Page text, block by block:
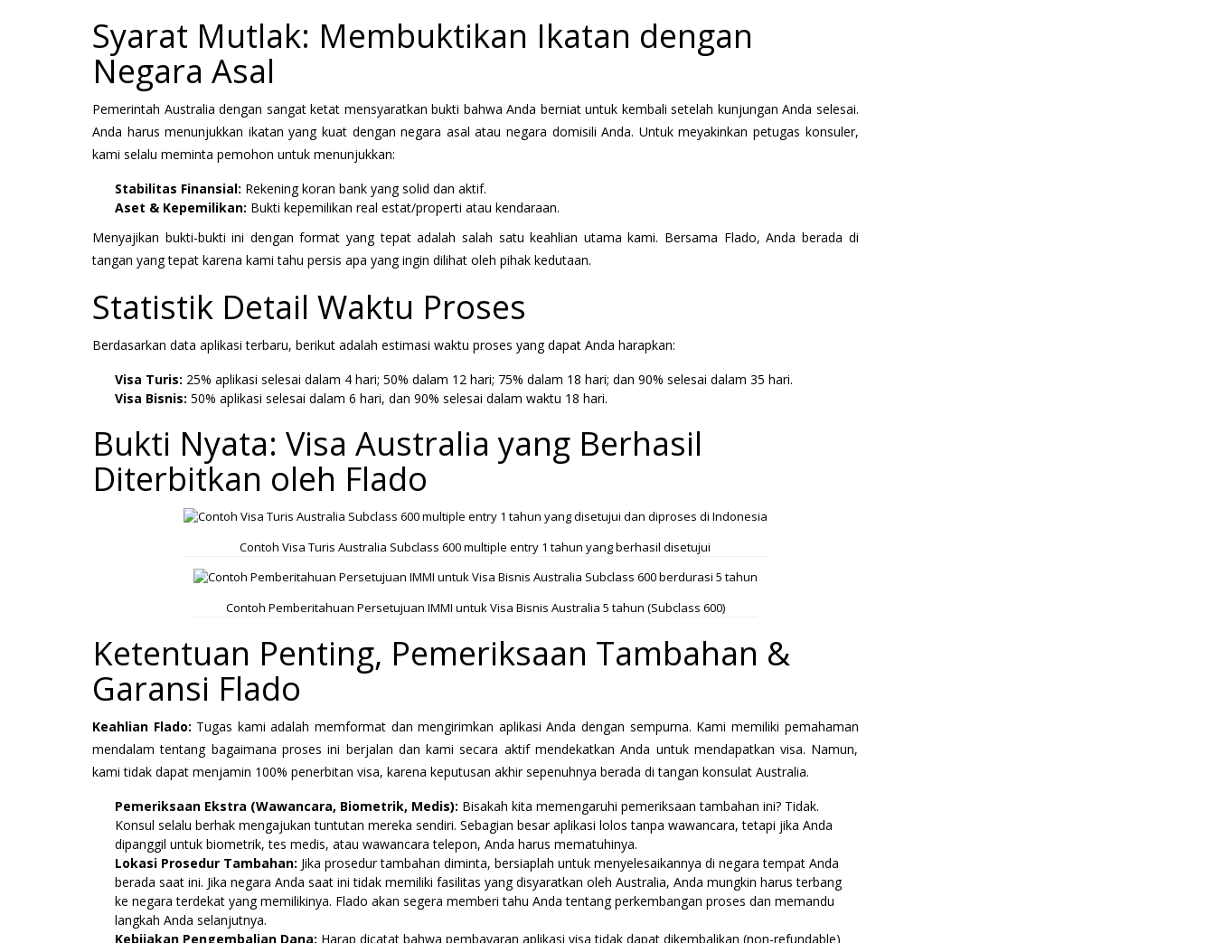
Syarat Mutlak: Membuktikan Ikatan dengan
Negara Asal
Pemerintah Australia dengan sangat ketat mensyaratkan bukti bahwa Anda berniat untuk kembali setelah kunjungan Anda selesai.
Anda harus menunjukkan ikatan yang kuat dengan negara asal atau negara domisili Anda. Untuk meyakinkan petugas konsuler,
kami selalu meminta pemohon untuk menunjukkan:
Stabilitas Finansial: Rekening koran bank yang solid dan aktif.
Aset & Kepemilikan: Bukti kepemilikan real estat/properti atau kendaraan.
Menyajikan bukti-bukti ini dengan format yang tepat adalah salah satu keahlian utama kami. Bersama Flado, Anda berada di
tangan yang tepat karena kami tahu persis apa yang ingin dilihat oleh pihak kedutaan.
Statistik Detail Waktu Proses
Berdasarkan data aplikasi terbaru, berikut adalah estimasi waktu proses yang dapat Anda harapkan:
Visa Turis: 25% aplikasi selesai dalam 4 hari; 50% dalam 12 hari; 75% dalam 18 hari; dan 90% selesai dalam 35 hari.
Visa Bisnis: 50% aplikasi selesai dalam 6 hari, dan 90% selesai dalam waktu 18 hari.
Bukti Nyata: Visa Australia yang Berhasil
Diterbitkan oleh Flado
Contoh Visa Turis Australia Subclass 600 multiple entry 1 tahun yang berhasil disetujui
Contoh Pemberitahuan Persetujuan IMMI untuk Visa Bisnis Australia 5 tahun (Subclass 600)
Ketentuan Penting, Pemeriksaan Tambahan &
Garansi Flado
Keahlian Flado: Tugas kami adalah memformat dan mengirimkan aplikasi Anda dengan sempurna. Kami memiliki pemahaman
mendalam tentang bagaimana proses ini berjalan dan kami secara aktif mendekatkan Anda untuk mendapatkan visa. Namun,
kami tidak dapat menjamin 100% penerbitan visa, karena keputusan akhir sepenuhnya berada di tangan konsulat Australia.
Pemeriksaan Ekstra (Wawancara, Biometrik, Medis): Bisakah kita memengaruhi pemeriksaan tambahan ini? Tidak.
Konsul selalu berhak mengajukan tuntutan mereka sendiri. Sebagian besar aplikasi lolos tanpa wawancara, tetapi jika Anda
dipanggil untuk biometrik, tes medis, atau wawancara telepon, Anda harus mematuhinya.
Lokasi Prosedur Tambahan: Jika prosedur tambahan diminta, bersiaplah untuk menyelesaikannya di negara tempat Anda
berada saat ini. Jika negara Anda saat ini tidak memiliki fasilitas yang disyaratkan oleh Australia, Anda mungkin harus terbang
ke negara terdekat yang memilikinya. Flado akan segera memberi tahu Anda tentang perkembangan proses dan memandu
langkah Anda selanjutnya.
Kebijakan Pengembalian Dana: Harap dicatat bahwa pembayaran aplikasi visa tidak dapat dikembalikan (non-refundable)